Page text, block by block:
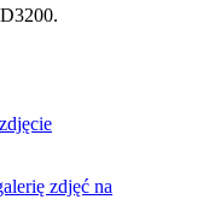
zdjęć na